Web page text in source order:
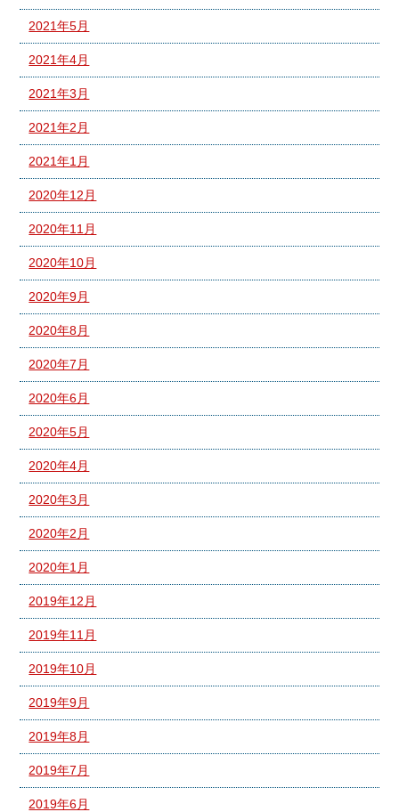
2021年5月
2021年4月
2021年3月
2021年2月
2021年1月
2020年12月
2020年11月
2020年10月
2020年9月
2020年8月
2020年7月
2020年6月
2020年5月
2020年4月
2020年3月
2020年2月
2020年1月
2019年12月
2019年11月
2019年10月
2019年9月
2019年8月
2019年7月
2019年6月